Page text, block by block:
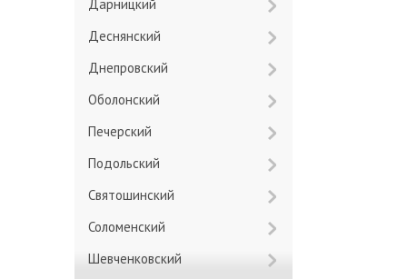
Дарницкий
Деснянский
Днепровский
Оболонский
Печерский
Подольский
Святошинский
Соломенский
Шевченковский